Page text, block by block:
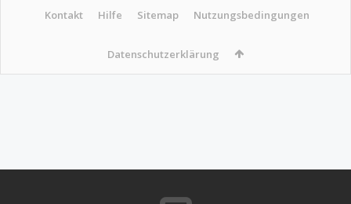
Kontakt Hilfe Sitemap Nutzungsbedingungen
Datenschutzerklärung